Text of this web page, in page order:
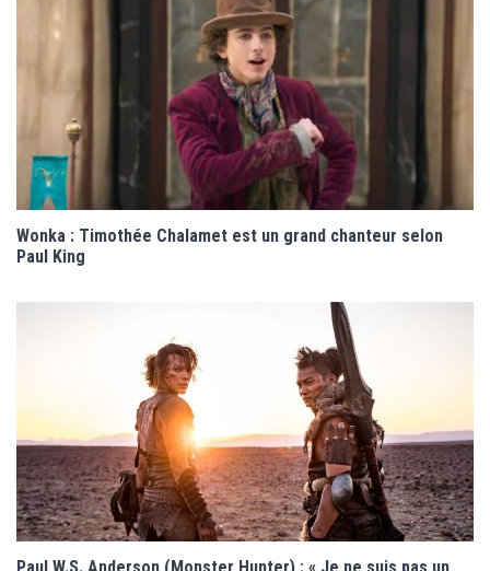
Wonka : Timothée Chalamet est un grand chanteur selon
Paul King